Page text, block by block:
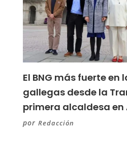
El BNG más fuerte en
gallegas desde la
primera alcaldesa en
por Redacción